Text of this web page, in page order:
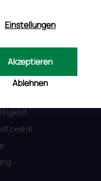
Einstellungen
Ablehnen
Akzeptieren
SIE
TPO